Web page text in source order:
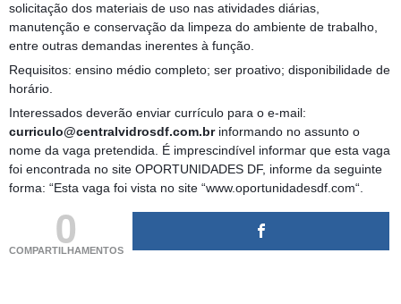
solicitação dos materiais de uso nas atividades diárias,
manutenção e conservação da limpeza do ambiente de trabalho,
entre outras demandas inerentes à função.
Requisitos: ensino médio completo; ser proativo; disponibilidade de
horário.
Interessados deverão enviar currículo para o e-mail:
curriculo@centralvidrosdf.com.brinformando no assunto o
nome da vaga pretendida. É imprescindível informar que esta vaga
foi encontrada no site OPORTUNIDADES DF, informe da seguinte
forma: “Esta vaga foi vista no site “www.oportunidadesdf.com“.
0
COMPARTILHAMENTOS